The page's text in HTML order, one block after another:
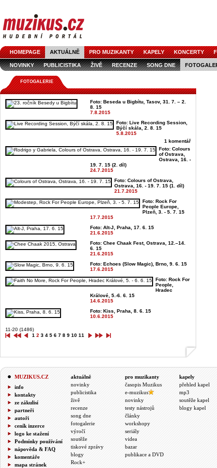
HOMEPAGE AKTUÁLNĚ PRO MUZIKANTY KAPELY KONCERTY
NOVINKY PUBLICISTIKA ŽIVĚ RECENZE SONG DNE
FOTOGALERIE
Foto: Beseda u Bigbítu, Tasov, 31. 7. – 2.
8. 15
7.8.2015
Foto: Live Recording Session,
Býčí skála, 2. 8. 15
5.8.2015
1 komentář
Foto: Colours
of Ostrava,
Ostrava, 16. -
19. 7. 15 (2. díl)
24.7.2015
Foto: Colours of Ostrava,
Ostrava, 16. - 19. 7. 15 (1. díl)
21.7.2015
Foto: Rock For
People Europe,
Plzeň, 3. - 5. 7. 15
17.7.2015
Foto: Alt-J, Praha, 17. 6. 15
21.6.2015
Foto: Chee Chaak Fest, Ostrava, 12.–14.
6. 15
21.6.2015
Foto: Echoes (Slow Magic), Brno, 9. 6. 15
17.6.2015
Foto: Rock For
People,
Hradec
Králové, 5.-6. 6. 15
14.6.2015
Foto: Kiss, Praha, 8. 6. 15
10.6.2015
11-20 (1486)
1 2 3 4 5 6 7 8 9 10 11
MUZIKUS.CZ
info
kontakty
ze zákulisí
partneři
autoři
ceník inzerce
logo ke stažení
Podmínky používání
nápověda & FAQ
komentáře
mapa stránek
aktuálně
novinky
publicistika
živě
recenze
song dne
fotogalerie
výročí
soutěže
tiskové zprávy
blogy
Rock+
pro muzikanty
časopis Muzikus
e-muzikus
novinky
testy nástrojů
články
workshopy
seriály
videa
bazar
publikace a DVD
kapely
přehled kapel
mp3
soutěže kapel
blogy kapel